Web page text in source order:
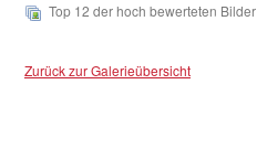
Top 12 der hoch bewerteten Bilder
Zurück zur Galerieübersicht